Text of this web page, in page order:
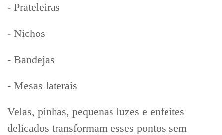
- Prateleiras
- Nichos
- Bandejas
- Mesas laterais
Velas, pinhas, pequenas luzes e enfeites
delicados transformam esses pontos sem